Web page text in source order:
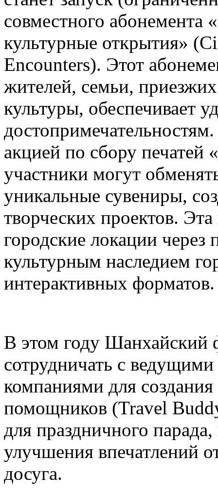
совместного абонемента
культурные открытия»
Encounters). Этот
жителей, семьи,
культуры, обеспечивает
акцией по сбору печатей
участники могут
уникальные сувениры,
творческих проектов.
городские локации через
культурным наследием
интерактивных форматов.
В этом году Шанхайский
сотрудничать с
компаниями для
помощников (Travel
для праздничного
улучшения впечатлений
досуга.